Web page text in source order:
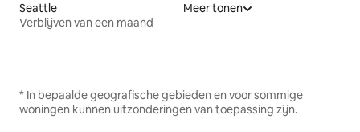
Seattle
Verblijven van een maand
Meer tonen
* In bepaalde geografische gebieden en voor sommige
woningen kunnen uitzonderingen van toepassing zijn.